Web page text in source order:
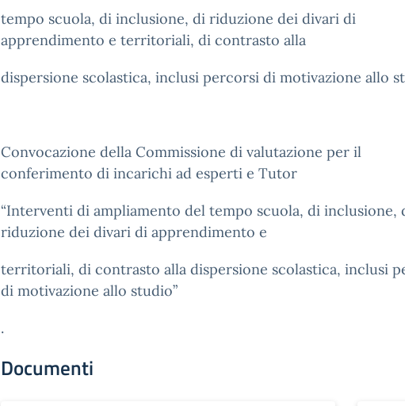
tempo scuola, di inclusione, di riduzione dei divari di
apprendimento e territoriali, di contrasto alla
dispersione scolastica, inclusi percorsi di motivazione allo
Convocazione della Commissione di valutazione per il
conferimento di incarichi ad esperti e Tutor
“Interventi di ampliamento del tempo scuola, di inclusione,
riduzione dei divari di apprendimento e
territoriali, di contrasto alla dispersione scolastica, inclusi
di motivazione allo studio”
.
Documenti